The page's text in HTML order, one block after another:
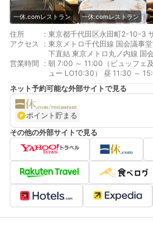
一休.comレストラン 一休.comレストラン
住所 : 東京都千代田区永田町2-10-3
アクセス
: 東京メトロ千代田線 国会議
下直結 東京メトロ丸ノ内線 国
番出口方面 改札口左 地下直
番出口方面 改札口左 地下直
営業時間 : 朝 7:00 ～ 11:00（ビュッフェ及び和朝食 LO10:00／その他メニ
ュー LO10:30） 昼 11:30 ～
22:00（LO21:30）
ネット予約可能な外部サイトで見る
ポイント貯まる
その他の外部サイトで見る